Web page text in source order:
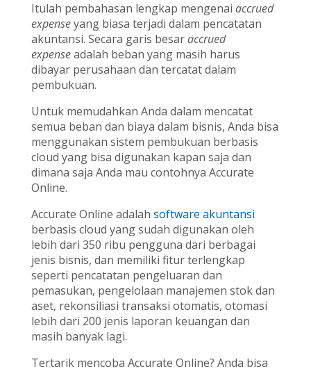
Itulah pembahasan lengkap mengenai accrued
expenseyang biasa terjadi dalam pencatatan
akuntansi. Secara garis besaraccrued
expenseadalah beban yang masih harus
dibayar perusahaan dan tercatat dalam
pembukuan.
Untuk memudahkan Anda dalam mencatat
semua beban dan biaya dalam bisnis, Anda bisa
menggunakan sistem pembukuan berbasis
cloud yang bisa digunakan kapan saja dan
dimana saja Anda mau contohnya Accurate
Online.
Accurate Online adalah software akuntansi
berbasis cloud yang sudah digunakan oleh
lebih dari 350 ribu pengguna dari berbagai
jenis bisnis, dan memiliki fitur terlengkap
seperti pencatatan pengeluaran dan
pemasukan, pengelolaan manajemen stok dan
aset, rekonsiliasi transaksi otomatis, otomasi
lebih dari 200 jenis laporan keuangan dan
masih banyak lagi.
Tertarik mencoba Accurate Online? Anda bisa